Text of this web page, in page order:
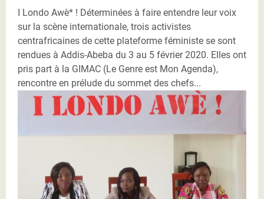
I Londo Awè* ! Déterminées à faire entendre leur voix
sur la scène internationale, trois activistes
centrafricaines de cette plateforme féministe se sont
rendues à Addis-Abeba du 3 au 5 février 2020. Elles ont
pris part à la GIMAC (Le Genre est Mon Agenda),
rencontre en prélude du sommet des chefs...